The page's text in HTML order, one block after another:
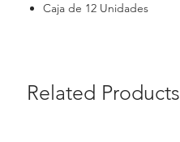
Caja de 12 Unidades
Related Products